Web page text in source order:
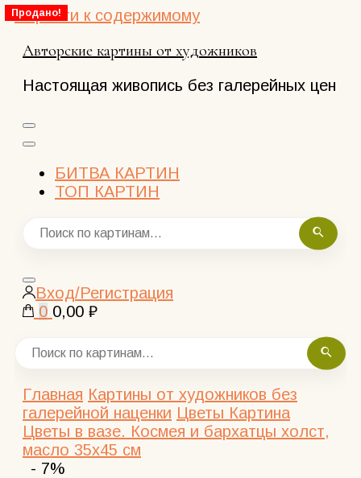
Перейти к содержимому
Авторские картины от художников
Настоящая живопись без галерейных цен
БИТВА КАРТИН
ТОП КАРТИН
Закрыть
поиск
Вход/Регистрация
0 0,00 ₽
Главная Картины от художников без
галерейной наценки Цветы Картина
Цветы в вазе. Космея и бархатцы холст,
масло 35х45 см
- 7%
Продано!